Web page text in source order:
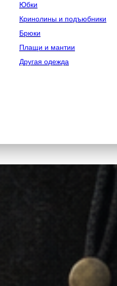
Юбки
Кринолины и подъюбники
Брюки
Плащи и мантии
Другая одежда